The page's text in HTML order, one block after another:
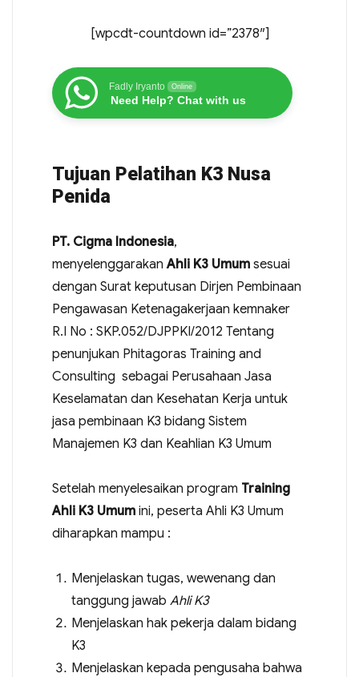
[wpcdt-countdown id=”2378″]
Fadly Iryanto Online
Need Help? Chat with us
Tujuan Pelatihan K3 Nusa
Penida
PT. Cigma Indonesia,
menyelenggarakanAhli K3 Umumsesuai
dengan Surat keputusan Dirjen Pembinaan
Pengawasan Ketenagakerjaan kemnaker
R.I No : SKP.052/DJPPKI/2012 Tentang
penunjukan Phitagoras Training and
Consulting sebagai Perusahaan Jasa
Keselamatan dan Kesehatan Kerja untuk
jasa pembinaan K3 bidang Sistem
Manajemen K3 dan Keahlian K3 Umum
Setelah menyelesaikan program Training
Ahli K3 Umumini, peserta Ahli K3 Umum
diharapkan mampu :
Menjelaskan tugas, wewenang dan
tanggung jawab Ahli K3
Menjelaskan hak pekerja dalam bidang
K3
Menjelaskan kepada pengusaha bahwa